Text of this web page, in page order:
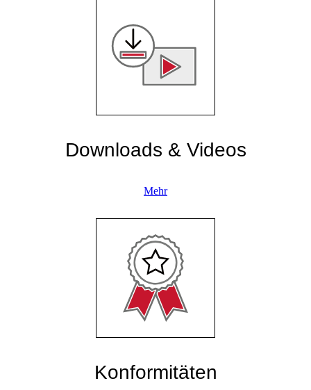
Downloads & Videos
Mehr
Konformitäten